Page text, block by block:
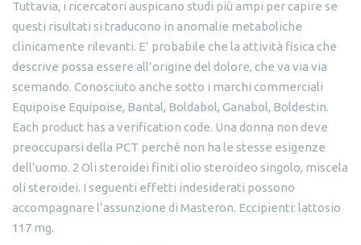
Tuttavia, i ricercatori auspicano studi più ampi per capire se
questi risultati si traducono in anomalie metaboliche
clinicamente rilevanti. E’ probabile che la attività fisica che
descrive possa essere all’origine del dolore, che va via via
scemando. Conosciuto anche sotto i marchi commerciali
Equipoise Equipoise, Bantal, Boldabol, Ganabol, Boldestin.
Each product has a verification code. Una donna non deve
preoccuparsi della PCT perché non ha le stesse esigenze
dell’uomo. 2 Oli steroidei finiti olio steroideo singolo, miscela
oli steroidei. I seguenti effetti indesiderati possono
accompagnare l’assunzione di Masteron. Eccipienti: lattosio
117 mg.